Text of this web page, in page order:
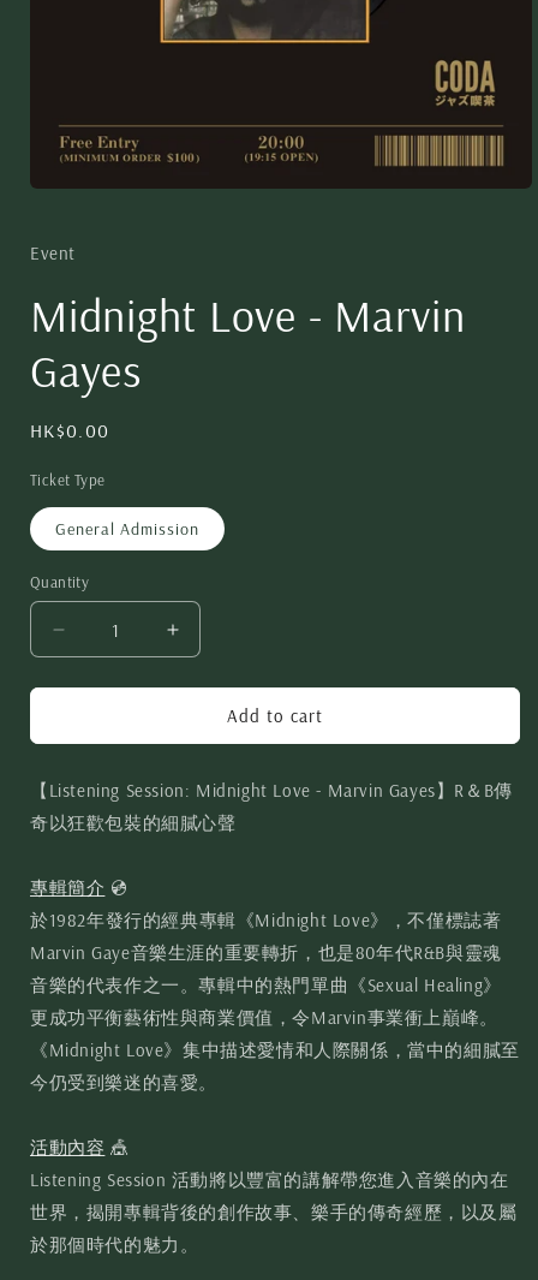
Event
Midnight Love - Marvin
Gayes
HK$0.00
Ticket Type
General Admission
Quantity
Add to cart
【Listening Session: Midnight Love - Marvin Gayes】R＆B傳
奇以狂歡包裝的細膩心聲
專輯簡介 💿
於1982年發行的經典專輯《Midnight Love》，不僅標誌著
Marvin Gaye音樂生涯的重要轉折，也是80年代R&B與靈魂
音樂的代表作之一。專輯中的熱門單曲《Sexual Healing》
更成功平衡藝術性與商業價值，令Marvin事業衝上巔峰。
《Midnight Love》集中描述愛情和人際關係，當中的細膩至
今仍受到樂迷的喜愛。
活動內容 🎪
Listening Session 活動將以豐富的講解帶您進入音樂的內在
世界，揭開專輯背後的創作故事、樂手的傳奇經歷，以及屬
於那個時代的魅力。